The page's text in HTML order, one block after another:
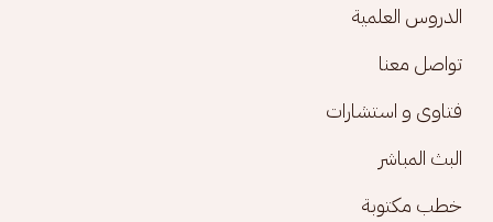
الدروس العلمية
تواصل معنا
فتاوى و استشارات
البث المباشر
خطب مكتوبة